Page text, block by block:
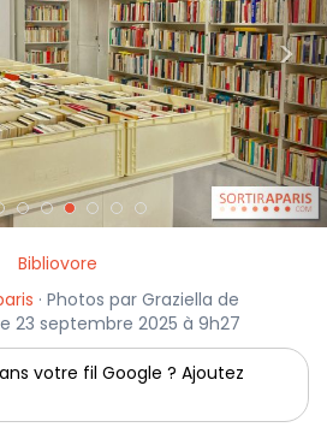
>
Bibliovore
· Photos par Graziella de
23 septembre 2025 à 9h27
votre fil Google ? Ajoutez